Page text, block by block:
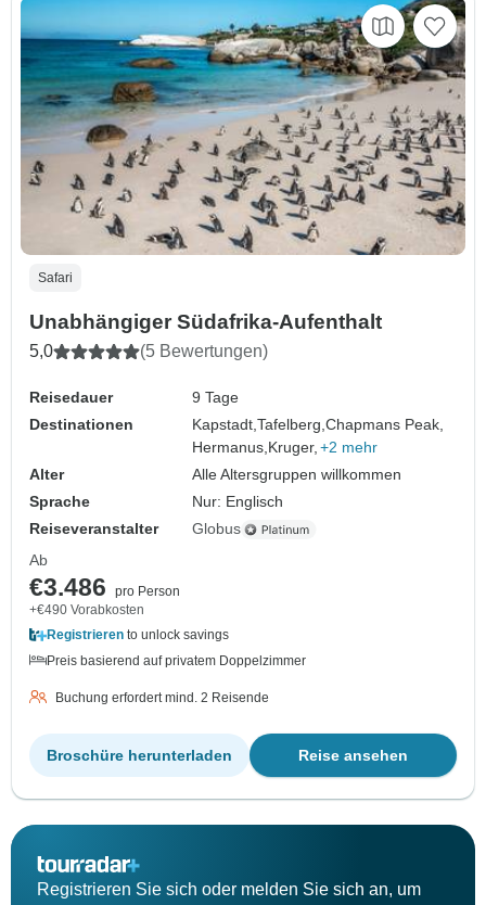
Safari
Unabhängiger Südafrika-Aufenthalt
5,0 (5 Bewertungen)
Reisedauer
9 Tage
Destinationen
Kapstadt,Tafelberg,Chapmans Peak,
Hermanus, Kruger, +2 mehr
Alter
Alle Altersgruppen willkommen
Sprache
Nur: Englisch
Reiseveranstalter
Globus
Ab
€3.486
pro Person
+€490 Vorabkosten
Registrieren to unlock savings
Preis basierend auf privatem Doppelzimmer
Buchung erfordert mind. 2 Reisende
Reise ansehen
Broschüre herunterladen
Registrieren Sie sich oder melden Sie sich an, um